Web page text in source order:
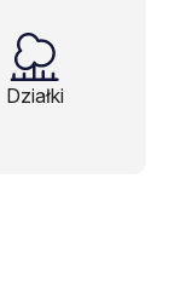
Działki